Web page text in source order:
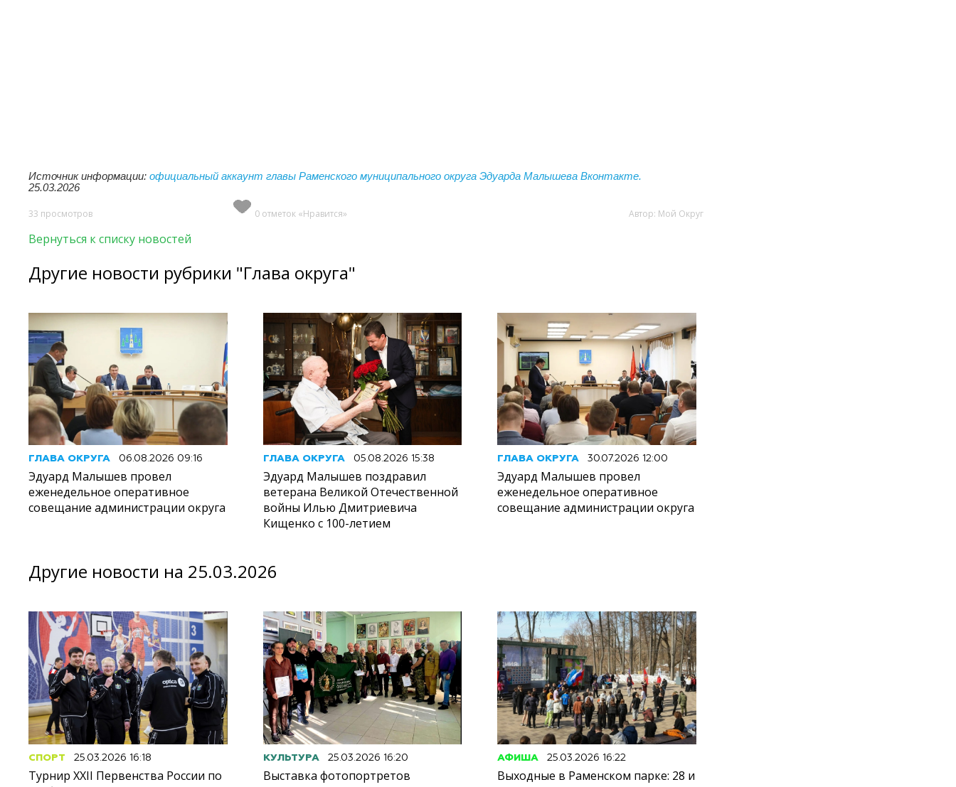
Источник информации: официальный аккаунт главы Раменского муниципального округа Эдуарда Малышева Вконтакте.
25.03.2026
33 просмотров 0 отметок «Нравится» Автор: Мой Округ
Вернуться к списку новостей
Другие новости рубрики "Глава округа"
ГЛАВА ОКРУГА 06.08.2026 09:16
Эдуард Малышев провел
еженедельное оперативное
совещание администрации округа
ГЛАВА ОКРУГА 05.08.2026 15:38
Эдуард Малышев поздравил
ветерана Великой Отечественной
войны Илью Дмитриевича
Кищенко с 100-летием
ГЛАВА ОКРУГА 30.07.2026 12:00
Эдуард Малышев провел
еженедельное оперативное
совещание администрации округа
Другие новости на 25.03.2026
СПОРТ 25.03.2026 16:18
Турнир XXII Первенства России по
КУЛЬТУРА 25.03.2026 16:20
Выставка фотопортретов
АФИША 25.03.2026 16:22
Выходные в Раменском парке: 28 и